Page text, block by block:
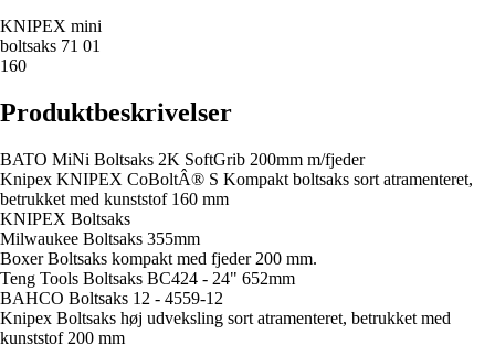
KNIPEX mini
boltsaks 71 01
160
Produktbeskrivelser
BATO MiNi Boltsaks 2K SoftGrib 200mm m/fjeder
Knipex KNIPEX CoBoltÂ® S Kompakt boltsaks sort atramenteret,
betrukket med kunststof 160 mm
KNIPEX Boltsaks
Milwaukee Boltsaks 355mm
Boxer Boltsaks kompakt med fjeder 200 mm.
Teng Tools Boltsaks BC424 - 24" 652mm
BAHCO Boltsaks 12 - 4559-12
Knipex Boltsaks høj udveksling sort atramenteret, betrukket med
kunststof 200 mm